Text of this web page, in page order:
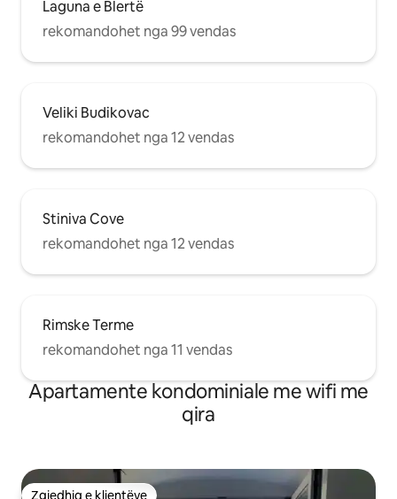
Laguna e Blertë
rekomandohet nga 99 vendas
Veliki Budikovac
rekomandohet nga 12 vendas
Stiniva Cove
rekomandohet nga 12 vendas
Rimske Terme
rekomandohet nga 11 vendas
Apartamente kondominiale me wifi me
qira
Zgjedhja e klientëve